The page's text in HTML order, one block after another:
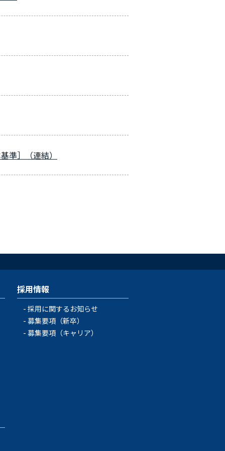
準］（連結）
採用情報
採用に関するお知らせ
募集要項（新卒）
募集要項（キャリア）